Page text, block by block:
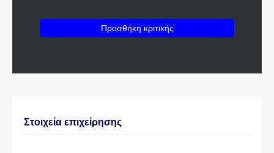
Προσθήκη κριτικής
Στοιχεία επιχείρησης